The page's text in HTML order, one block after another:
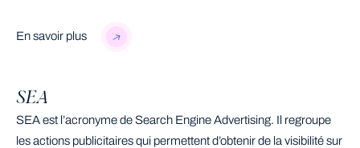
En savoir plus
SEA
SEA est l’acronyme de Search Engine Advertising. Il regroupe
les actions publicitaires qui permettent d’obtenir de la visibilité sur